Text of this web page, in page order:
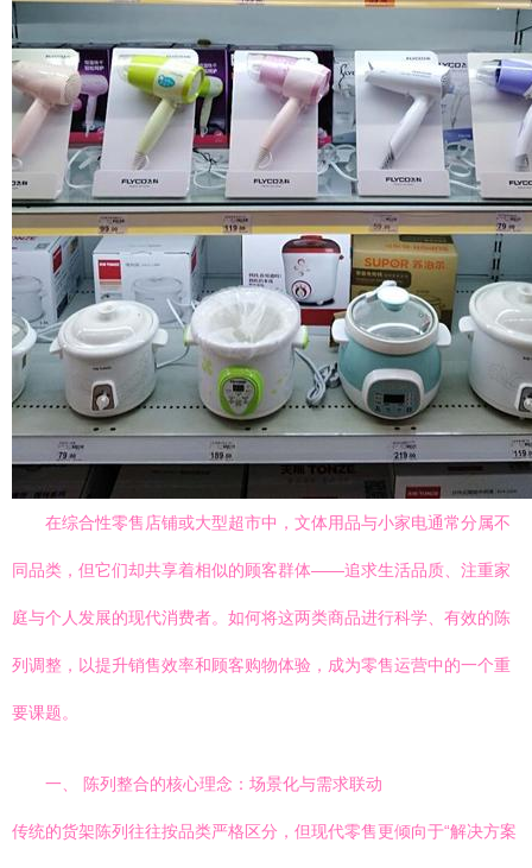
在综合性零售店铺或大型超市中，文体用品与小家电通常分属不
同品类，但它们却共享着相似的顾客群体——追求生活品质、注重家
庭与个人发展的现代消费者。如何将这两类商品进行科学、有效的陈
列调整，以提升销售效率和顾客购物体验，成为零售运营中的一个重
要课题。
一、 陈列整合的核心理念：场景化与需求联动
传统的货架陈列往往按品类严格区分，但现代零售更倾向于“解决方案